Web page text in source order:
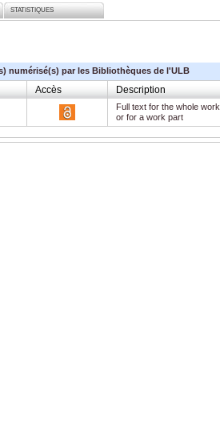
STATISTIQUES
numérisé(s) par les Bibliothèques de l'ULB
Accès Description
Full text for the whole work,
or for a work part